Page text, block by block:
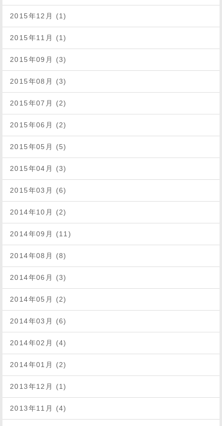
2015年12月 (1)
2015年11月 (1)
2015年09月 (3)
2015年08月 (3)
2015年07月 (2)
2015年06月 (2)
2015年05月 (5)
2015年04月 (3)
2015年03月 (6)
2014年10月 (2)
2014年09月 (11)
2014年08月 (8)
2014年06月 (3)
2014年05月 (2)
2014年03月 (6)
2014年02月 (4)
2014年01月 (2)
2013年12月 (1)
2013年11月 (4)